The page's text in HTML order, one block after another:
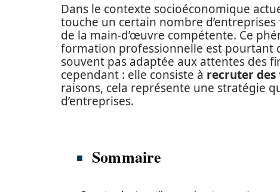
Dans le contexte socioéconomique
touche un certain nombre
de la main-d’œuvre compétente. Ce
formation professionnelle est pourtant
souvent pas adaptée aux attentes des
cependant : elle consiste à recruter
raisons, cela représente une stratégie
d’entreprises.
Sommaire